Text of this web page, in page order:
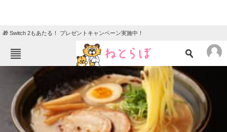
🎁 Switch 2もあたる！ プレゼントキャンペーン実施中！
ねとらぼメニュー
ニュース
エンタメ クイズ
グルメ 地域